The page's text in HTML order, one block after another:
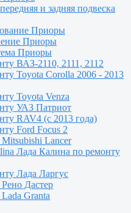
и задняя подвеска
Приоры
Приоры
Приоры
ВАЗ-2110, 2111, 2112
Toyota Сorolla 2006 - 2013
Toyota Venza
УАЗ Патриот
RAV4 (с 2013 года)
Ford Focus 2
Lancer
Лада Калина по ремонту
Лада Ларгус
Дастер
Granta